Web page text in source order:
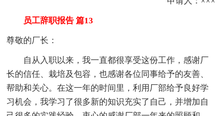
员工辞职报告 篇13
尊敬的厂长：
自从入职以来，我一直都很享受这份工作，感谢厂
长的信任、栽培及包容，也感谢各位同事给予的友善、
帮助和关心。在这一年的时间里，利用厂部给予良好学
习机会，我学习了很多新的知识充实了自己，并增加自